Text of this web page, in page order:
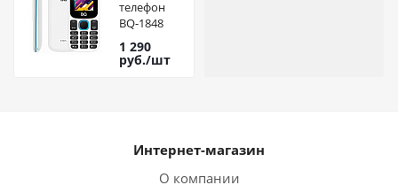
телефон
BQ-1848
Step+
Черно
красный
1 290
руб./шт
Интернет-магазин
О компании